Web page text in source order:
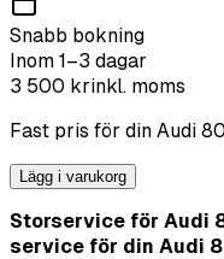
Snabb bokning
Inom 1–3 dagar
3 500 krinkl. moms
Fast pris för din Audi
Lägg i varukorg
Storservice för Audi
service för din Audi